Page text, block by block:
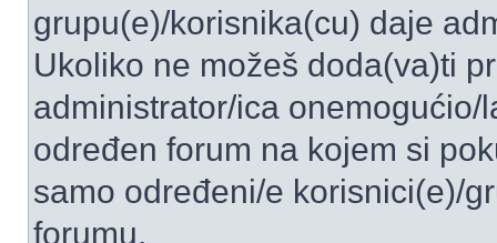
grupu(e)/korisnika(cu) daje
Ukoliko ne možeš doda(va)ti
administrator/ica
određen forum na kojem si
samo određeni/e korisnici(e)/
forumu.